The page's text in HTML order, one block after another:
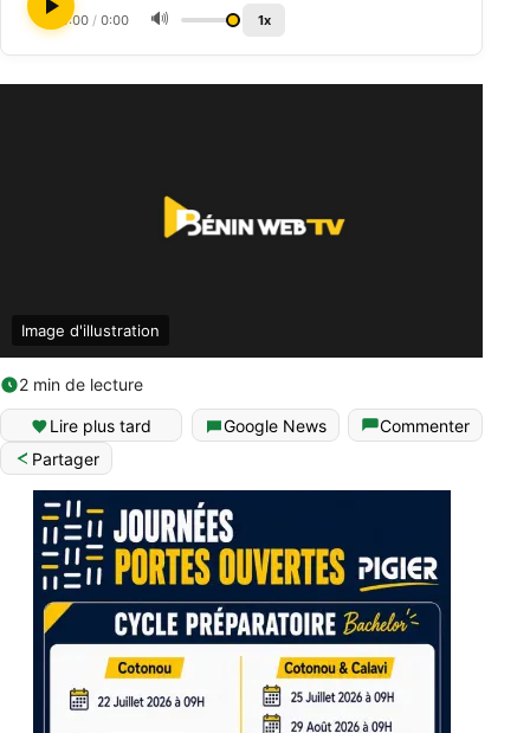
0:00 / 0:00 🔊 1x
Image d'illustration
2 min de lecture
Lire plus tard Google News
Commenter
Partager